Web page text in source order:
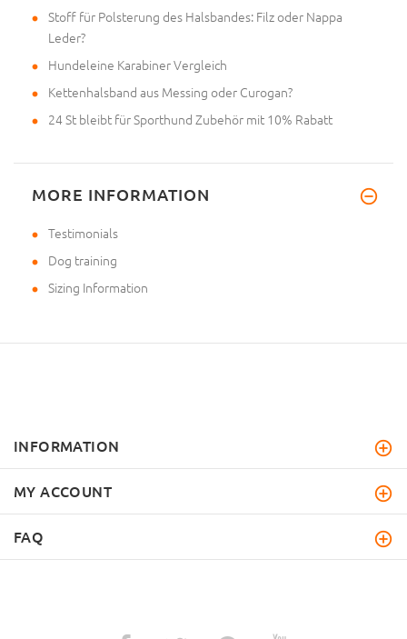
Stoff für Polsterung des Halsbandes: Filz oder Nappa
Leder?
Hundeleine Karabiner Vergleich
Kettenhalsband aus Messing oder Curogan?
24 St bleibt für Sporthund Zubehör mit 10% Rabatt
MORE INFORMATION
Testimonials
Dog training
Sizing Information
INFORMATION
MY ACCOUNT
FAQ